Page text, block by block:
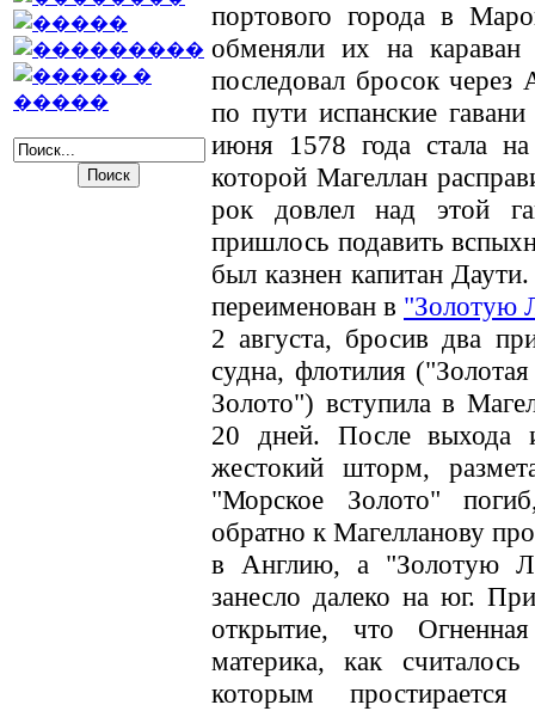
портового города в
обменяли их на караван
последовал бросок через
по пути испанские
июня 1578 года стала
которой Магеллан
рок довлел над этой
пришлось подавить
был казнен капитан
переименован в "Золотую
2 августа, бросив два
судна, флотилия
Золото") вступила в
20 дней. После выхода
жестокий шторм,
"Морское Золото"
обратно к Магелланову
в Англию, а "Золотую
занесло далеко на юг.
открытие, что
материка, как
которым